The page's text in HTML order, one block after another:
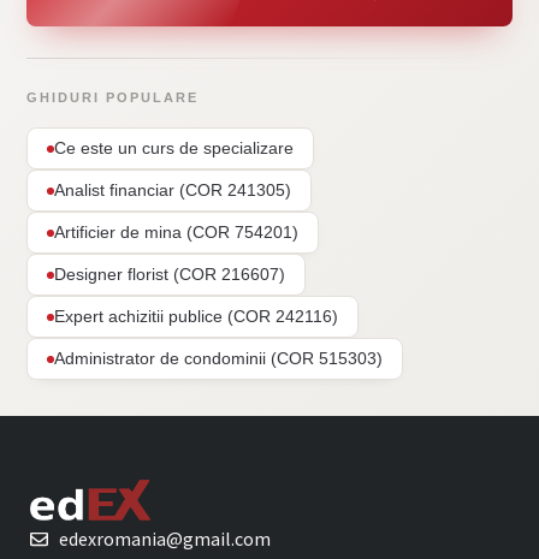
GHIDURI POPULARE
Ce este un curs de specializare
Analist financiar (COR 241305)
Artificier de mina (COR 754201)
Designer florist (COR 216607)
Expert achizitii publice (COR 242116)
Administrator de condominii (COR 515303)
edexromania@gmail.com